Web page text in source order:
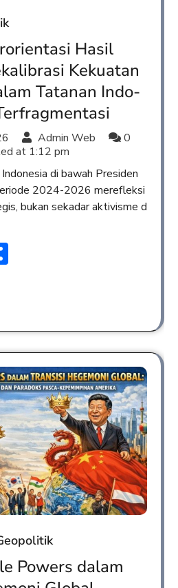
Hasil
Kekuatan
Tatanan Indo-
Admin Web
0
at 1:12 pm
di bawah Presiden
2024-2026 merefleksi
bukan sekadar aktivisme d
Powers dalam